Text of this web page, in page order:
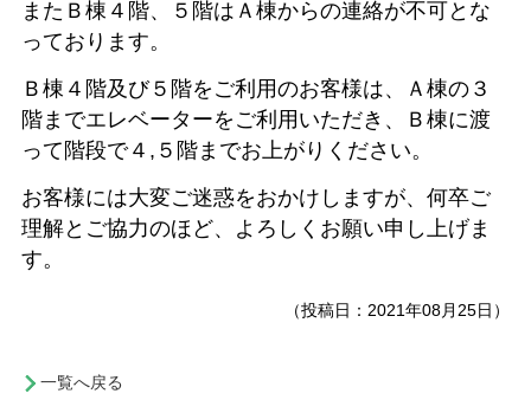
またＢ棟４階、５階はＡ棟からの連絡が不可とな
っております。
Ｂ棟４階及び５階をご利用のお客様は、Ａ棟の３
階までエレベーターをご利用いただき、Ｂ棟に渡
って階段で４,５階までお上がりください。
お客様には大変ご迷惑をおかけしますが、何卒ご
理解とご協力のほど、よろしくお願い申し上げま
す。
（投稿日：2021年08月25日）
一覧へ戻る